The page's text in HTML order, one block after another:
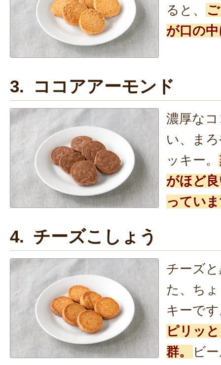
ると、
が口の
3. ココアアーモンド
濃厚な
い、ま
ッキー。
がほど
ってい
4. チーズこしょう
チーズ
た、ち
キーで
ピリッ
群。
ビ